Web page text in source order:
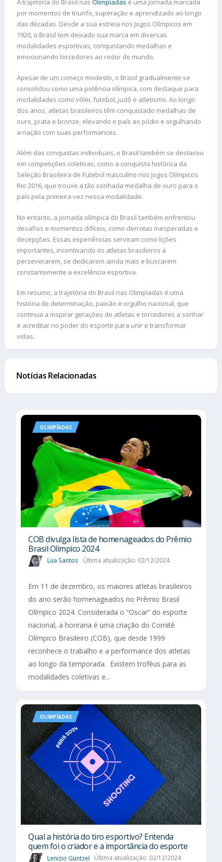
A trajetória do Brasil nas Olimpíadas é uma jornada marcada
por momentos de triunfo, superação e aprendizado ao longo
das décadas. Desde a sua estreia nos Jogos Olímpicos em
1920, o Brasil tem deixado sua marca em diversas
modalidades esportivas, conquistando medalhas e
emocionando torcedores ao redor do mundo.
Apesar de um começo modesto, o Brasil gradualmente se
consolidou como uma potência olímpica, com destaque para
modalidades como vôlei, futebol, judô e atletismo. Ao longo
dos anos, atletas brasileiros têm conquistado medalhas de
ouro, prata e bronze, elevando o país ao pódio e orgulhando
a nação com suas performances.
Além das conquistas individuais, o Brasil também se destacou
em competições coletivas, como a conquista histórica da
Seleção Brasileira de Futebol masculino nos Jogos Olímpicos
Rio 2016, que trouxe a tão sonhada medalha de ouro para o
país pela primeira vez nessa modalidade.
No entanto, a jornada olímpica do Brasil também enfrentou
desafios e momentos difíceis, como derrotas inesperadas e
decepções. Essas experiências serviram como lições
importantes, incentivando os atletas brasileiros a
perseverarem, se dedicarem ainda mais e buscarem
constantemente a excelência esportiva.
Em resumo, a trajetória do Brasil nas Olimpíadas é uma
história de determinação, paixão e orgulho nacional, que
continua a inspirar gerações de atletas e torcedores a sonhar
e acreditar no poder do esporte para unir e transformar
vidas.
Notícias Relacionadas
OLIMPÍADAS
COB divulga lista de homenageados do Prêmio
Brasil Olímpico 2024
Lua Santos Última atualização: 02/12/2024
Em 11 de dezembro, os maiores atletas brasileiros
do ano serão homenageados no Prêmio Brasil
Olímpico 2024. Considerada o “Oscar” do esporte
nacional, a honraria é uma criação do Comitê
Olímpico Brasileiro (COB), que desde 1999
reconhece o trabalho e a performance dos atletas
ao longo da temporada. Existem troféus para as
modalidades coletivas e...
OLIMPÍADAS
Qual a história do tiro esportivo? Entenda
quem foi o criador e a importância do esporte
Lenizio Güntzel Última atualização: 02/12/2024